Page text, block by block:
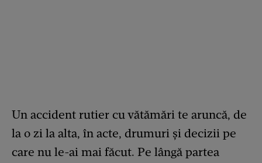
Un accident rutier cu vătămări te aruncă, de
la o zi la alta, în acte, drumuri și decizii pe
care nu le-ai mai făcut. Pe lângă partea